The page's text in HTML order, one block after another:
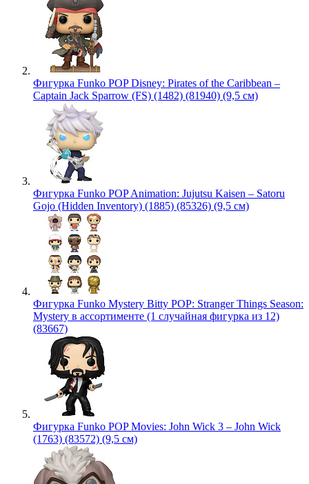
Фигурка Funko POP Disney: Pirates of the Caribbean –
Captain Jack Sparrow (FS) (1482) (81940) (9,5 см)
Фигурка Funko POP Animation: Jujutsu Kaisen – Satoru
Gojo (Hidden Inventory) (1885) (85326) (9,5 см)
Фигурка Funko Mystery Bitty POP: Stranger Things Season:
Mystery в ассортименте (1 случайная фигурка из 12)
(83667)
Фигурка Funko POP Movies: John Wick 3 – John Wick
(1763) (83572) (9,5 см)